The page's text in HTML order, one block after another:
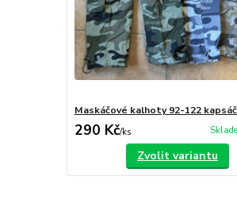
Maskáčové kalhoty 92-122
290 Kč/ks
Zvolit variantu